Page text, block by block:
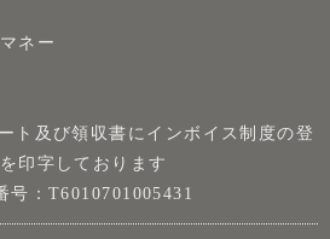
ネー
ト及び領収書にインボイス制度の登
印字しております
号：T6010701005431